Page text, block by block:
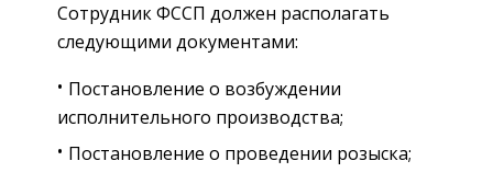
Сотрудник ФССП должен располагать
следующими документами:
Постановление о возбуждении
исполнительного производства;
Постановление о проведении розыска;